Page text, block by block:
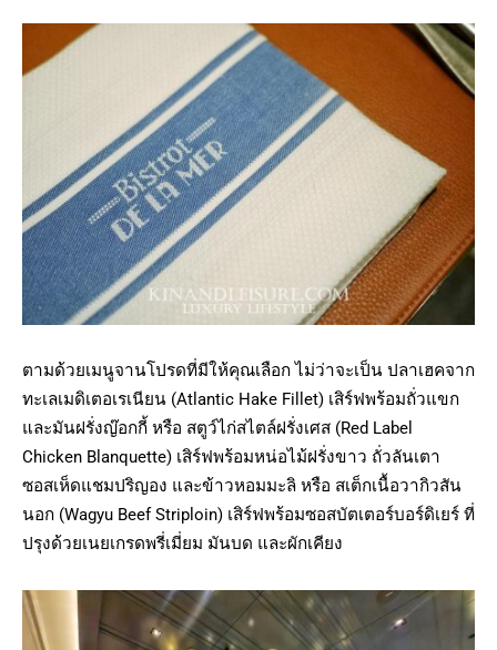
ตามด้วยเมนูจานโปรดที่มีให้คุณเลือก ไม่ว่าจะเป็น ปลาเฮคจาก
ทะเลเมดิเตอเรเนียน (Atlantic Hake Fillet) เสิร์ฟพร้อมถั่วแขก
และมันฝรั่งญ๊อกกี้ หรือ สตูว์ไก่สไตล์ฝรั่งเศส (Red Label
Chicken Blanquette) เสิร์ฟพร้อมหน่อไม้ฝรั่งขาว ถั่วลันเตา
ซอสเห็ดแชมปริญอง และข้าวหอมมะลิ หรือ สเต็กเนื้อวากิวสัน
นอก (Wagyu Beef Striploin) เสิร์ฟพร้อมซอสบัตเตอร์บอร์ดิเยร์ ที่
ปรุงด้วยเนยเกรดพรี่เมี่ยม มันบด และผักเคียง